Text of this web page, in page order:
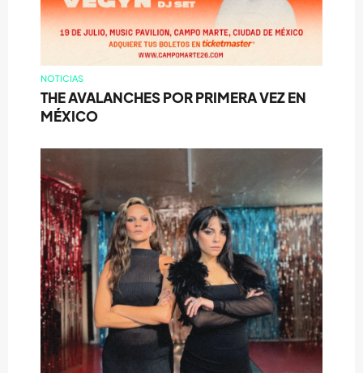
NOTICIAS
THE AVALANCHES POR PRIMERA VEZ EN
MÉXICO